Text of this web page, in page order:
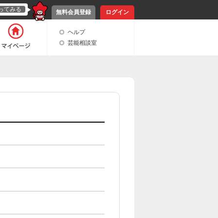
無料会員登録 ログイン
てみる
ヘルプ
芸能相談室